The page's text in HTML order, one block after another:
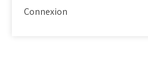
Connexion